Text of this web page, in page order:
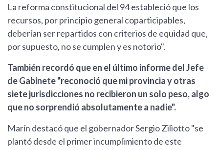
La reforma constitucional del 94 estableció que los
recursos, por principio general coparticipables,
deberían ser repartidos con criterios de equidad que,
por supuesto, no se cumplen y es notorio".
También recordó que en el último informe del Jefe
de Gabinete "reconoció que mi provincia y otras
siete jurisdicciones no recibieron un solo peso, algo
que no sorprendió absolutamente a nadie".
Marín destacó que el gobernador Sergio Ziliotto "se
plantó desde el primer incumplimiento de este